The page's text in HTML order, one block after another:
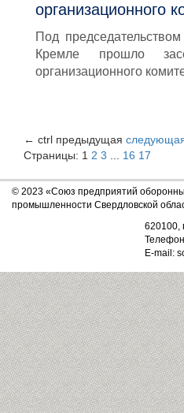
организационного
Под
Кремле прошло
организационного
← ctrl предыдущая
Страницы: 1 2 3 ... 16 17
© 2023 «Союз предприятий
промышленности Свердловской
620100,
E-mail: